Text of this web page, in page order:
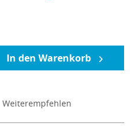
In den Warenkorb
Weiterempfehlen